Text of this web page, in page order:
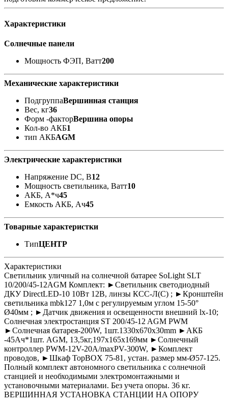
Характеристики
Солнечные панели
Мощность ФЭП, Ватт200
Механические характеристики
ПодгруппаВершинная станция
Вес, кг36
Форм -факторВершина опоры
Кол-во АКБ1
тип АКБAGM
Электрические характеристики
Напряжение DC, В12
Мощность светильника, Ватт10
АКБ, А*ч45
Емкость АКБ, Ач45
Товарные характеристки
ТипЦЕНТР
Характеристики
Светильник уличный на солнечной батарее SoLight SLT
10/200/45-12AGM Комплект: ►Светильник светодиодный
ДКУ DirectLED-10 10Вт 12В, линзы КСС-Л(С) ; ►Кронштейн
светильника mbk127 1,0м с регулируемым углом 15-50°
Ø40мм ; ►Датчик движения и освещенности внешний lx-10;
Солнечная электростанция ST 200/45-12 AGM PWM
►Солнечная батарея-200W, 1шт.1330х670x30mm ►АКБ
-45Ач*1шт. AGM, 13,5кг,197x165x169мм ►Солнечный
контроллер PWM-12V-20A/maxPV-300W, ►Комплект
проводов, ►Шкаф TopBOX 75-81, устан. размер мм-Ø57-125.
Полный комплект автономного светильника с солнечной
станцией и необходимыми электромонтажными и
установочными материалами. Без учета опоры. 36 кг.
ВЕРШИННАЯ УСТАНОВКА СТАНЦИИ НА ОПОРУ